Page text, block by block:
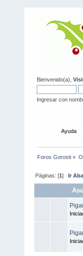
Bienvenido(a),
Ingresar con
Ayuda
Foros Gorosti »
Páginas: [1]Ir